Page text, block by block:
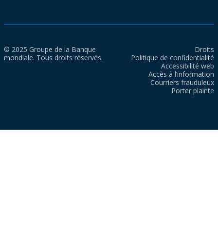
© 2025 Groupe de la Banque
mondiale. Tous droits réservés.
Droits
Politique de confidentialité
Accessibilité web
Accès à l’information
Courriers frauduleux
Porter plainte